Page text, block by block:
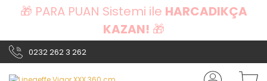
🎁 PARA PUAN Sistemi ile HARCADIKÇA
KAZAN! 🎁
0232 262 3 262